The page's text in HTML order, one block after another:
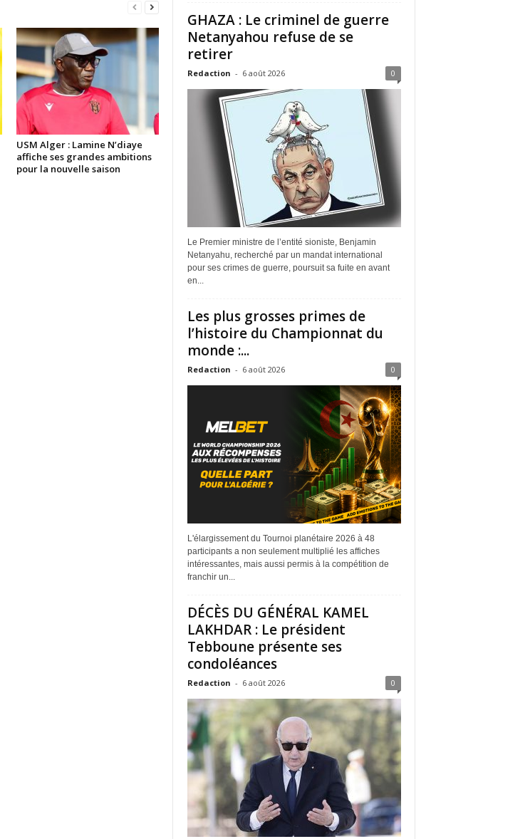
USM Alger : Lamine N’diaye
affiche ses grandes ambitions
pour la nouvelle saison
GHAZA : Le criminel de guerre
Netanyahou refuse de se
retirer
Redaction - 6 août 2026 0
Le Premier ministre de l’entité sioniste, Benjamin
Netanyahu, recherché par un mandat international
pour ses crimes de guerre, poursuit sa fuite en avant
en...
Les plus grosses primes de
l’histoire du Championnat du
monde :...
Redaction - 6 août 2026 0
L'élargissement du Tournoi planétaire 2026 à 48
participants a non seulement multiplié les affiches
intéressantes, mais aussi permis à la compétition de
franchir un...
DÉCÈS DU GÉNÉRAL KAMEL
LAKHDAR : Le président
Tebboune présente ses
condoléances
Redaction - 6 août 2026 0